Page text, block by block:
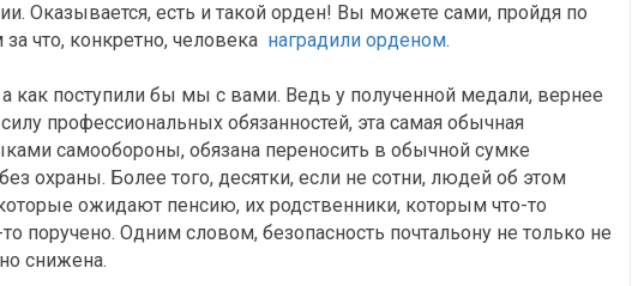
Оказывается, есть и такой орден! Вы можете сами, пройдя по
что, конкретно, человека наградили орденом.
как поступили бы мы с вами. Ведь у полученной медали, вернее
профессиональных обязанностей, эта самая обычная
самообороны, обязана переносить в обычной сумке
охраны. Более того, десятки, если не сотни, людей об этом
ожидают пенсию, их родственники, которым что-то
поручено. Одним словом, безопасность почтальону не только не
снижена.